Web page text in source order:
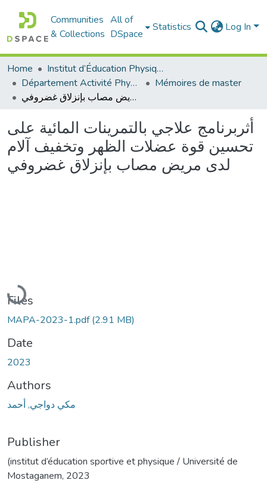
Communities
& Collections
All of
DSpace
Statistics Log In
Home
Institut d’Éducation Physique et Sportive
Département Activité Physique Adaptée (APA)
Mémoires de master
أثربرنامج علاجي بالتمرينات المائية على تحسين قوة عضلات الظهر وتخفيف آلام لدى مريض مصاب بإنزلاق غضروفي
أثربرنامج علاجي بالتمرينات المائية على
تحسين قوة عضلات الظهر وتخفيف آلام
لدى مريض مصاب بإنزلاق غضروفي
Loading...
Files
MAPA-2023-1.pdf(2.91 MB)
Date
2023
Authors
مكي دواجي, أحمد
Publisher
(institut d’éducation sportive et physique / Université de
Mostaganem, 2023